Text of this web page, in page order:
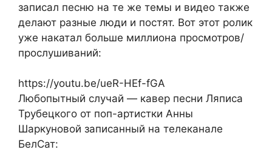
записал песню на те же темы и видео также
делают разные люди и постят. Вот этот ролик
уже накатал больше миллиона просмотров/
прослушиваний:
https://youtu.be/ueR-HEf-fGA
Любопытный случай — кавер песни Ляписа
Трубецкого от поп-артистки Анны
Шаркуновой записанный на телеканале
БелСат: